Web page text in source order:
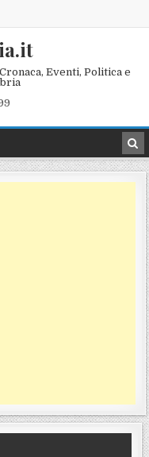
Eventi, Politica e